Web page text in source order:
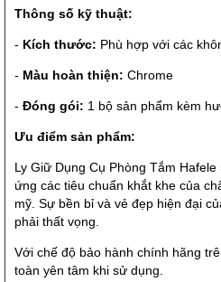
Thông số kỹ thuật:
- Kích thước: Phù hợp với các
- Màu hoàn thiện: Chrome
- Đóng gói: 1 bộ sản phẩm kèm
Ưu điểm sản phẩm:
Ly Giữ Dụng Cụ Phòng Tắm
ứng các tiêu chuẩn khắt khe của
mỹ. Sự bền bỉ và vẻ đẹp hiện đại
phải thất vọng.
Với chế độ bảo hành chính hãng
toàn yên tâm khi sử dụng.